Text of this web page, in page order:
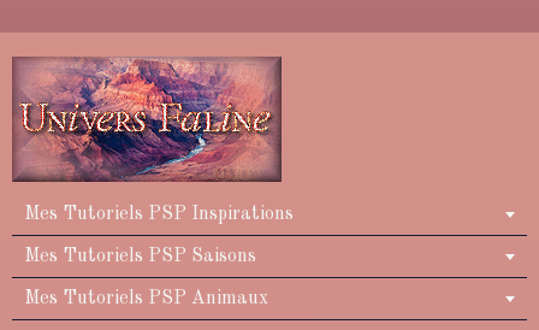
Mes Tutoriels PSP Inspirations
Mes Tutoriels PSP Saisons
Mes Tutoriels PSP Animaux